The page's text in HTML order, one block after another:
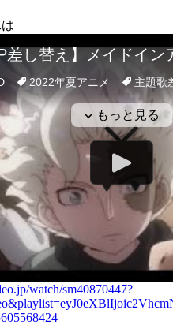
watch/sm40870447?